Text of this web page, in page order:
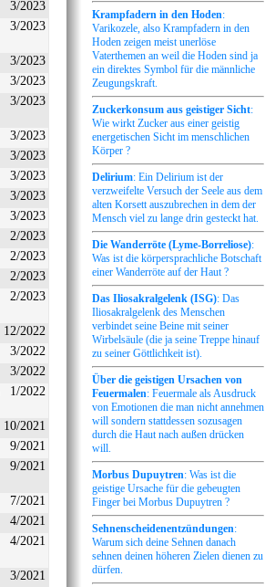
3/2023
3/2023
3/2023
3/2023
3/2023
3/2023
3/2023
3/2023
3/2023
3/2023
2/2023
2/2023
2/2023
2/2023
12/2022
3/2022
3/2022
1/2022
10/2021
9/2021
9/2021
7/2021
4/2021
4/2021
3/2021
Krampfadern in den Hoden:
Varikozele, also Krampfadern in den
Hoden zeigen meist unerlöse
Vaterthemen an weil die Hoden sind ja
ein direktes Symbol für die männliche
Zeugungskraft.
Zuckerkonsum aus geistiger Sicht:
Wie wirkt Zucker aus einer geistig
energetischen Sicht im menschlichen
Körper ?
Delirium: Ein Delirium ist der
verzweifelte Versuch der Seele aus dem
alten Korsett auszubrechen in dem der
Mensch viel zu lange drin gesteckt hat.
Die Wanderröte (Lyme-Borreliose):
Was ist die körpersprachliche Botschaft
einer Wanderröte auf der Haut ?
Das Iliosakralgelenk (ISG): Das
Iliosakralgelenk des Menschen
verbindet seine Beine mit seiner
Wirbelsäule (die ja seine Treppe hinauf
zu seiner Göttlichkeit ist).
Über die geistigen Ursachen von
Feuermalen: Feuermale als Ausdruck
von Emotionen die man nicht annehmen
will sondern stattdessen sozusagen
durch die Haut nach außen drücken
will.
Morbus Dupuytren: Was ist die
geistige Ursache für die gebeugten
Finger bei Morbus Dupuytren ?
Sehnenscheidenentzündungen:
Warum sich deine Sehnen danach
sehnen deinen höheren Zielen dienen zu
dürfen.